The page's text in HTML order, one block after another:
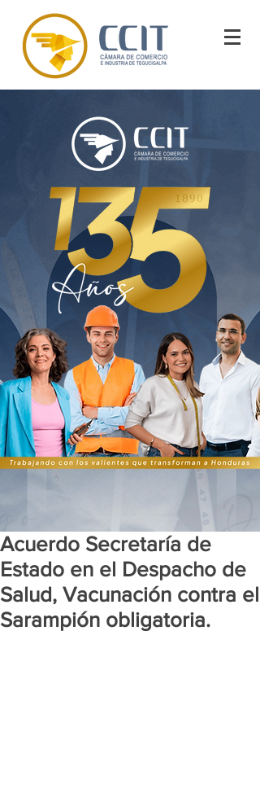
Acuerdo Secretaría de
Estado en el Despacho de
Salud, Vacunación contra el
Sarampión obligatoria.